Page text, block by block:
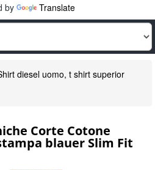
by Translate
diesel uomo, t shirt superior
Corte Cotone
blauer Slim Fit